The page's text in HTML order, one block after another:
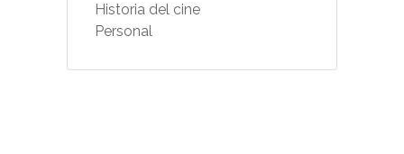
Historia del cine
Personal